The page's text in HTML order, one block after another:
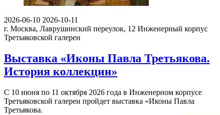
2026-06-10 2026-10-11
г. Москва, Лаврушинский переулок, 12 Инженерный корпус
Третьяковской галереи
Выставка «Иконы Павла Третьякова.
История коллекции»
С 10 июня по 11 октября 2026 года в Инженерном корпусе
Третьяковской галереи пройдет выставка «Иконы Павла
Третьякова.